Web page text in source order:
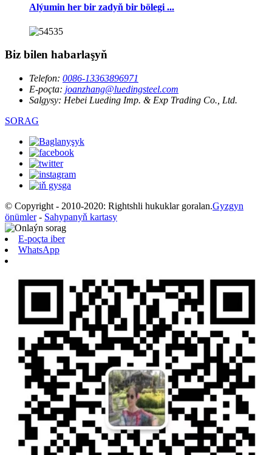
Alýumin her bir zadyň bir bölegi ...
Biz bilen habarlaşyň
Telefon: 0086-13363896971
E-poçta: joanzhang@luedingsteel.com
Salgysy: Hebei Lueding Imp. & Exp Trading Co., Ltd.
SORAG
© Copyright - 2010-2020: Rightshli hukuklar goralan.Gyzgyn
önümler- Sahypanyň kartasy
E-poçta iber
WhatsApp